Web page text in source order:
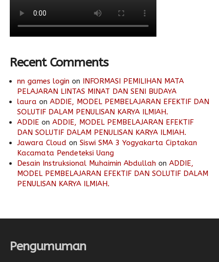
Recent Comments
nn games login on INFORMASI PEMILIHAN MATA
PELAJARAN LINTAS MINAT DAN SENI BUDAYA
laura on ADDIE, MODEL PEMBELAJARAN EFEKTIF DAN
SOLUTIF DALAM PENULISAN KARYA ILMIAH.
ADDIE on ADDIE, MODEL PEMBELAJARAN EFEKTIF
DAN SOLUTIF DALAM PENULISAN KARYA ILMIAH.
Jawara Cloud on Siswi SMA 3 Yogyakarta Ciptakan
Kacamata Pendeteksi Uang
Desain Instruksional Muhaimin Abdullah on ADDIE,
MODEL PEMBELAJARAN EFEKTIF DAN SOLUTIF DALAM
PENULISAN KARYA ILMIAH.
Pengumuman